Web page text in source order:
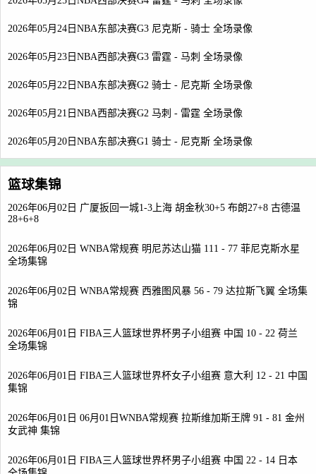
2026年05月24日NBA东部决赛G3 尼克斯 - 骑士 全场录像
2026年05月23日NBA西部决赛G3 雷霆 - 马刺 全场录像
2026年05月22日NBA东部决赛G2 骑士 - 尼克斯 全场录像
2026年05月21日NBA西部决赛G2 马刺 - 雷霆 全场录像
2026年05月20日NBA东部决赛G1 骑士 - 尼克斯 全场录像
篮球集锦
2026年06月02日 广厦扳回一城1-3上海 胡金秋30+5 布朗27+8 古德温
28+6+8
2026年06月02日 WNBA常规赛 明尼苏达山猫 111 - 77 菲尼克斯水星
全场集锦
2026年06月02日 WNBA常规赛 西雅图风暴 56 - 79 达拉斯飞翼 全场集
锦
2026年06月01日 FIBA三人篮球世界杯男子小组赛 中国 10 - 22 荷兰
全场集锦
2026年06月01日 FIBA三人篮球世界杯女子小组赛 意大利 12 - 21 中国
集锦
2026年06月01日 06月01日WNBA常规赛 拉斯维加斯王牌 91 - 81 金州
女武神 集锦
2026年06月01日 FIBA三人篮球世界杯男子小组赛 中国 22 - 14 日本